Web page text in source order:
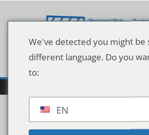
Inhalt
We've detected you might be
different language. Do you
to:
EN